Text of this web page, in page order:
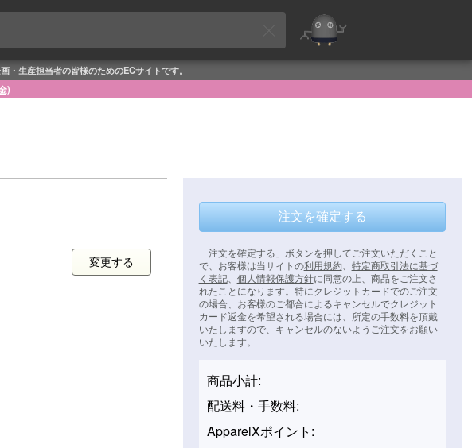
生産担当者の皆様のためのECサイトです。
)
変更する
注文を確定する
「注文を確定する」ボタンを押してご注文いただくこと
で、お客様は当サイトの利用規約
特定商取引法に基づ
く表記、 個人情報保護方針に同意の上、商品をご注文さ
れたことになります。特にクレジットカードでのご注文
の場合、お客様のご都合によるキャンセルでクレジット
カード返金を希望される場合には、所定の手数料を頂戴
いたしますので、キャンセルのないようご注文をお願い
いたします。
商品小計:
配送料・手数料:
ApparelXポイント: